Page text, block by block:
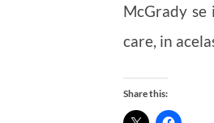
McGrady
care, in
Share this: